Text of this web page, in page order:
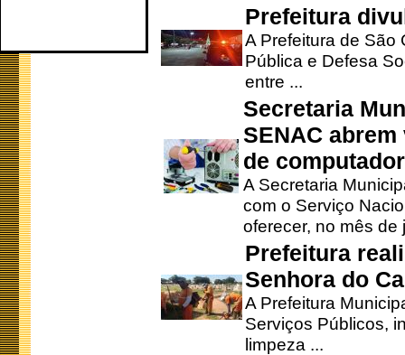
Prefeitura
A Prefeitura de São
Pública e Defesa
entre ...
Secretaria
SENAC
de
A Secretaria
com o Serviço
oferecer, no mês de
Prefeitura
Senhora do
A Prefeitura
Serviços Públicos,
limpeza ...